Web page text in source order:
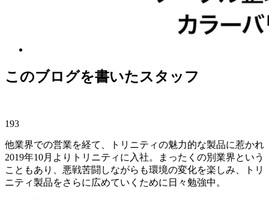
このブログを書いたスタッフ
193
他業界での営業を経て、トリニティの魅力的な製品に惹かれ
2019年10月よりトリニティに入社。まったくの別業界という
こともあり、悪戦苦闘しながらも環境の変化を楽しみ、トリ
ニティ製品をさらに広めていくために日々勉強中。